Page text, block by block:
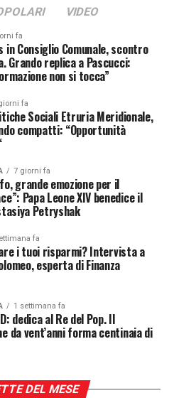
numeri affronteremo
l’equilibrio necessario
LADISPOLI
sfida
di LadispoliNews.it
di partire, mi sento
faccio a non rovinare
devo rimediare, ho
rimediare, che dovrebbe
vacanza con la sensazione
si mangia significa non
è che una settimana di
VIDEO
fa
in Consiglio Comunale, scontro
Grando replica a Pascucci:
non si tocca”
fa
Sociali Etruria Meridionale,
compatti: “Opportunità
7 giorni fa
grande emozione per il
Papa Leone XIV benedice il
Petryshak
fa
i tuoi risparmi? Intervista a
esperta di Finanza
1 settimana fa
dedica al Re del Pop. Il
da vent’anni forma centinaia di
DEL MESE